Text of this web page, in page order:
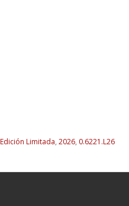
Edición Limitada, 2026, 0.6221.L26